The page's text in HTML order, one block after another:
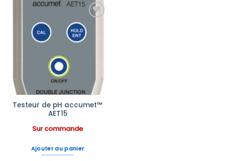
Ajouter
Testeur de pH accumet™
AET15
Sur commande
Ajouter au panier